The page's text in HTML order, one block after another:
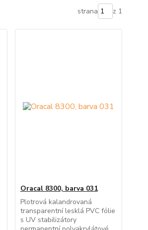
strana z 1
Oracal 8300, barva 031
Plotrová kalandrovaná
transparentní lesklá PVC fólie
s UV stabilizátory